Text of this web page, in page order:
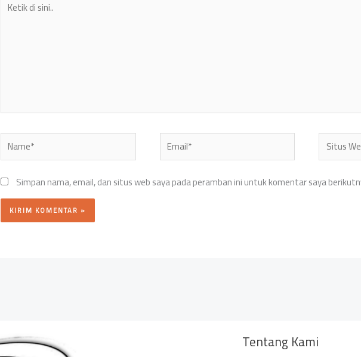
Name* Email* Situs
Web
Simpan nama, email, dan situs web saya pada peramban ini untuk komentar saya
Tentang Kami